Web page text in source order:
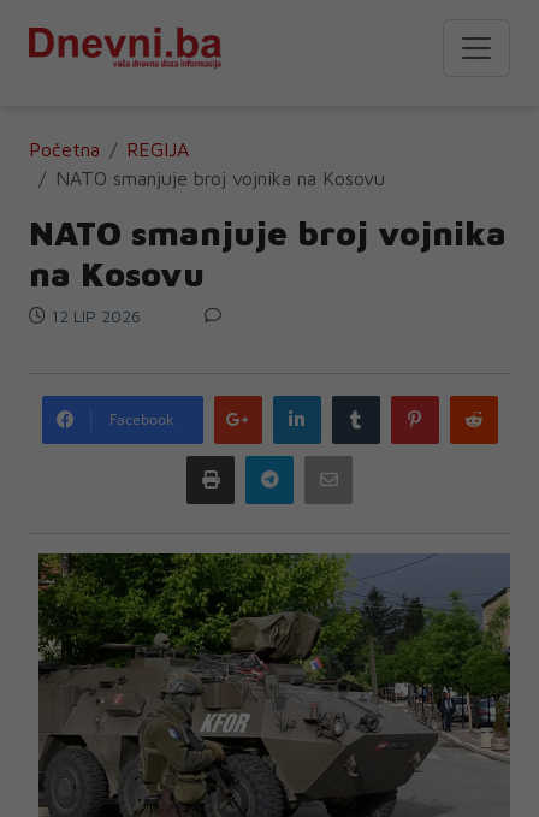
Početna
REGIJA
NATO smanjuje broj vojnika na Kosovu
NATO smanjuje broj vojnika
na Kosovu
12 LIP 2026
Facebook
Google
plus
LinkedIn Tumblr Pinterest
Print Telegram